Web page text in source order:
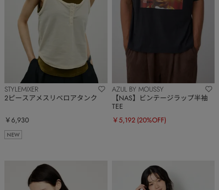
STYLEMIXER
2ピースアメスリベロアタンク
￥6,930
NEW
AZUL BY MOUSSY
【NAS】ビンテージラップ半袖
TEE
￥5,192 (20%OFF)